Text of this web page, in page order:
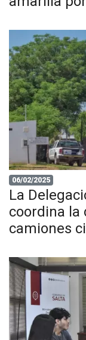
06/02/2025
La
coordina la
camiones